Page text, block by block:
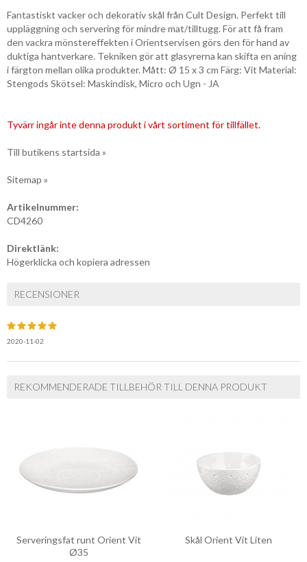
Fantastiskt vacker och dekorativ skål från Cult Design. Perfekt till
uppläggning och servering för mindre mat/tilltugg. För att få fram
den vackra mönstereffekten i Orientservisen görs den för hand av
duktiga hantverkare. Tekniken gör att glasyrerna kan skifta en aning
i färgton mellan olika produkter. Mått: Ø 15 x 3 cm Färg: Vit Material:
Stengods Skötsel: Maskindisk, Micro och Ugn - JA
Tyvärr ingår inte denna produkt i vårt sortiment för tillfället.
Till butikens startsida »
Sitemap »
Artikelnummer:
CD4260
Direktlänk:
Högerklicka och kopiera adressen
RECENSIONER
2020-11-02
REKOMMENDERADE TILLBEHÖR TILL DENNA PRODUKT
Serveringsfat runt Orient Vit
Ø35
Skål Orient Vit Liten